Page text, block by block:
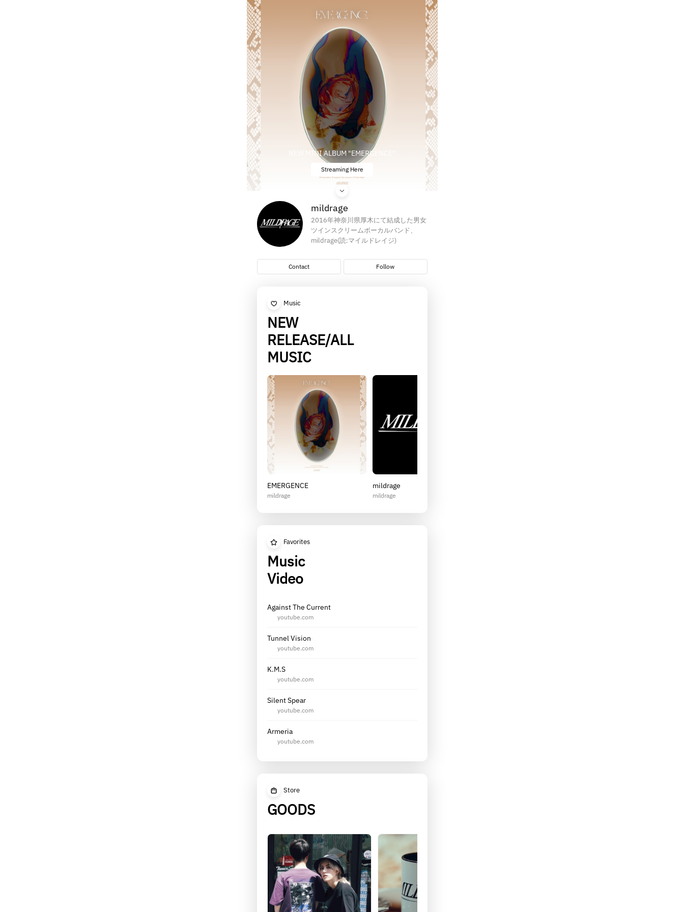
NEW MINI ALBUM "EMERGENCE"
Streaming Here
mildrage
2016年神奈川県厚木にて結成した男女
ツインスクリームボーカルバンド、
mildrage(読:マイルドレイジ)
Contact Follow
Music
NEW
RELEASE/ALL
MUSIC
EMERGENCE
mildrage
mildrage
mildrage
Favorites
Music
Video
Against The Current
youtube.com
Tunnel Vision
youtube.com
K.M.S
youtube.com
Silent Spear
youtube.com
Armeria
youtube.com
Store
GOODS